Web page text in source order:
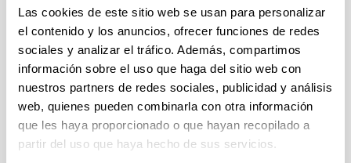
Las cookies de este sitio web se usan para personalizar
el contenido y los anuncios, ofrecer funciones de redes
sociales y analizar el tráfico. Además, compartimos
información sobre el uso que haga del sitio web con
nuestros partners de redes sociales, publicidad y análisis
web, quienes pueden combinarla con otra información
que les haya proporcionado o que hayan recopilado a
partir del uso que haya hecho de sus servicios.
perspectiva regional y local.
El conjunto de su profesorado cuenta con una
extensa y reconocida actividad investigadora en
Globalización y Economía Internacional,
Instituciones, Política Económica, Políticas
Sociales, Medición de la Pobreza, Economía del
Trabajo, Teoría de Juegos Aplicada a la Economía,
Globalización y Competitividad, Economía de los